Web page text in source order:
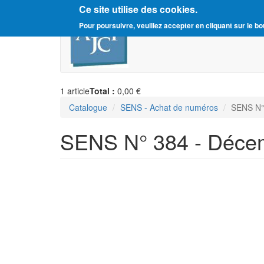
Ce site utilise des cookies.
Pour poursuivre, veuillez accepter en cliquant sur le
Amitié Judéo-Chrétienne
1 articleTotal : 0,00 €
Catalogue
SENS - Achat de numéros SENS
SENS N° 384 -